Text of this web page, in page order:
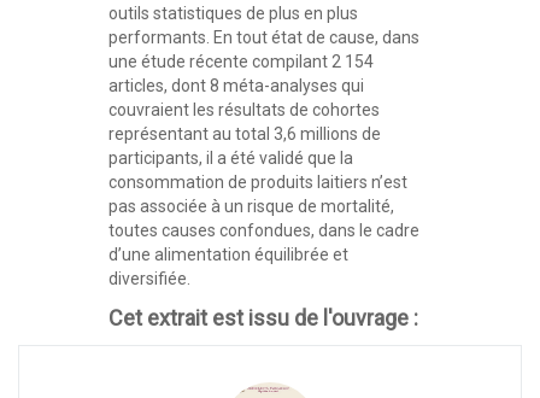
outils statistiques de plus en plus
performants. En tout état de cause, dans
une étude récente compilant 2 154
articles, dont 8 méta-analyses qui
couvraient les résultats de cohortes
représentant au total 3,6 millions de
participants, il a été validé que la
consommation de produits laitiers n’est
pas associée à un risque de mortalité,
toutes causes confondues, dans le cadre
d’une alimentation équilibrée et
diversifiée.
Cet extrait est issu de l'ouvrage :